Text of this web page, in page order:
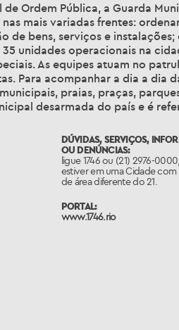
Ordem Pública, a Guarda
mais variadas frentes:
de bens, serviços e
unidades operacionais na
As equipes atuam no
Para acompanhar a dia a dia
praias, praças,
desarmada do país e é
DÚVIDAS, SERVIÇOS,
OU DENÚNCIAS:
ligue 1746 ou (21) 2976-
estiver em uma Cidade
de área diferente do 21.
PORTAL:
www.1746.rio